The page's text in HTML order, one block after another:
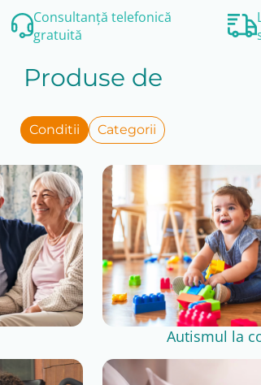
Consultanță telefonică
gratuită
Produse de
Conditii Categorii
Autismul la